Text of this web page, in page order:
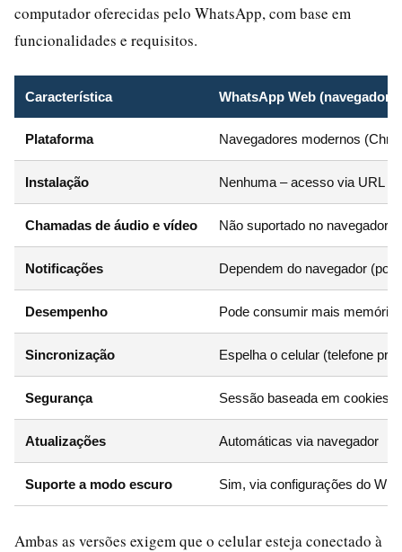
computador oferecidas pelo WhatsApp, com base em
funcionalidades e requisitos.
Característica WhatsApp Web (navegador)
Plataforma Navegadores modernos
Instalação Nenhuma – acesso via URL
Chamadas de áudio e vídeo Não suportado no navegador
Notificações Dependem do navegador
Desempenho Pode consumir mais memória
Sincronização Espelha o celular (telefone
Segurança Sessão baseada em cookies
Atualizações Automáticas via navegador
Suporte a modo escuro Sim, via configurações do
Ambas as versões exigem que o celular esteja conectado à